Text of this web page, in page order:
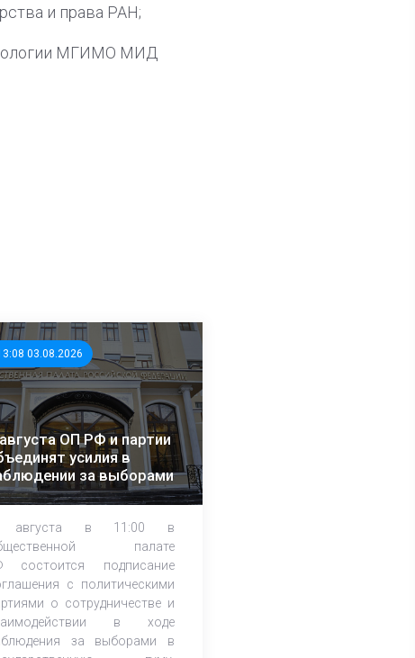
и права РАН;
МГИМО МИД
03.08.2026
ОП РФ и партии
усилия в
за выборами
августа в 11:00 в
палате
состоится подписание
с политическими
о сотрудничестве и
в ходе
за выборами в